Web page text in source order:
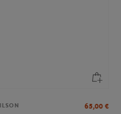
65,00 €